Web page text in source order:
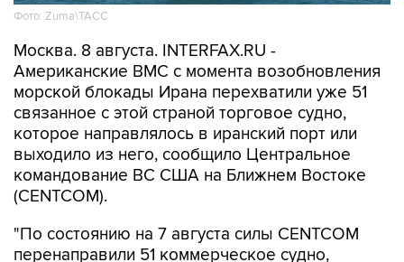
Фото: Zuma\ТАСС
Москва. 8 августа. INTERFAX.RU -
Американские ВМС с момента возобновления
морской блокады Ирана перехватили уже 51
связанное с этой страной торговое судно,
которое направлялось в иранский порт или
выходило из него, сообщило Центральное
командование ВС США на Ближнем Востоке
(CENTCOM).
"По состоянию на 7 августа силы CENTCOM
перенаправили 51 коммерческое судно,